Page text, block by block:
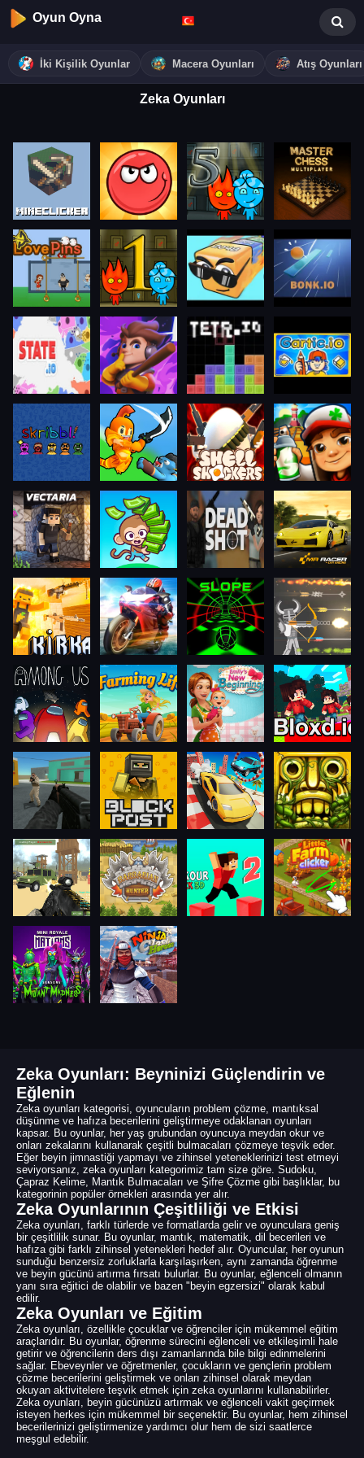
Oyun Oyna
İki Kişilik Oyunlar Macera Oyunları Atış Oyunları
Zeka Oyunları
Zeka Oyunları: Beyninizi Güçlendirin ve
Eğlenin
Zeka oyunları kategorisi, oyuncuların problem çözme, mantıksal
düşünme ve hafıza becerilerini geliştirmeye odaklanan oyunları
kapsar. Bu oyunlar, her yaş grubundan oyuncuya meydan okur ve
onları zekalarını kullanarak çeşitli bulmacaları çözmeye teşvik eder.
Eğer beyin jimnastiği yapmayı ve zihinsel yeteneklerinizi test etmeyi
seviyorsanız, zeka oyunları kategorimiz tam size göre. Sudoku,
Çapraz Kelime, Mantık Bulmacaları ve Şifre Çözme gibi başlıklar, bu
kategorinin popüler örnekleri arasında yer alır.
Zeka Oyunlarının Çeşitliliği ve Etkisi
Zeka oyunları, farklı türlerde ve formatlarda gelir ve oyunculara geniş
bir çeşitlilik sunar. Bu oyunlar, mantık, matematik, dil becerileri ve
hafıza gibi farklı zihinsel yetenekleri hedef alır. Oyuncular, her oyunun
sunduğu benzersiz zorluklarla karşılaşırken, aynı zamanda öğrenme
ve beyin gücünü artırma fırsatı bulurlar. Bu oyunlar, eğlenceli olmanın
yanı sıra eğitici de olabilir ve bazen "beyin egzersizi" olarak kabul
edilir.
Zeka Oyunları ve Eğitim
Zeka oyunları, özellikle çocuklar ve öğrenciler için mükemmel eğitim
araçlarıdır. Bu oyunlar, öğrenme sürecini eğlenceli ve etkileşimli hale
getirir ve öğrencilerin ders dışı zamanlarında bile bilgi edinmelerini
sağlar. Ebeveynler ve öğretmenler, çocukların ve gençlerin problem
çözme becerilerini geliştirmek ve onları zihinsel olarak meydan
okuyan aktivitelere teşvik etmek için zeka oyunlarını kullanabilirler.
Zeka oyunları, beyin gücünüzü artırmak ve eğlenceli vakit geçirmek
isteyen herkes için mükemmel bir seçenektir. Bu oyunlar, hem zihinsel
becerilerinizi geliştirmenize yardımcı olur hem de sizi saatlerce
meşgul edebilir.